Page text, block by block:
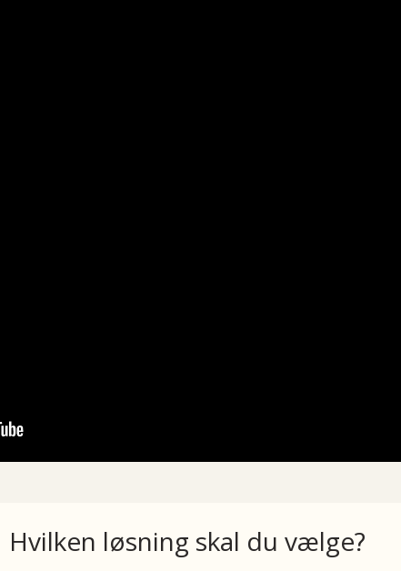
Hvilken løsning skal du vælge?